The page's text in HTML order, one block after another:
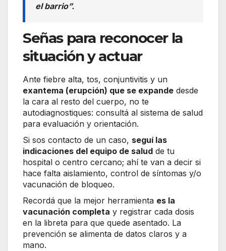
el barrio”.
Señas para reconocer la
situación y actuar
Ante fiebre alta, tos, conjuntivitis y un
exantema (erupción) que se expande desde
la cara al resto del cuerpo, no te
autodiagnostiques: consultá al sistema de salud
para evaluación y orientación.
Si sos contacto de un caso, seguí las
indicaciones del equipo de salud de tu
hospital o centro cercano; ahí te van a decir si
hace falta aislamiento, control de síntomas y/o
vacunación de bloqueo.
Recordá que la mejor herramienta es la
vacunación completa y registrar cada dosis
en la libreta para que quede asentado. La
prevención se alimenta de datos claros y a
mano.